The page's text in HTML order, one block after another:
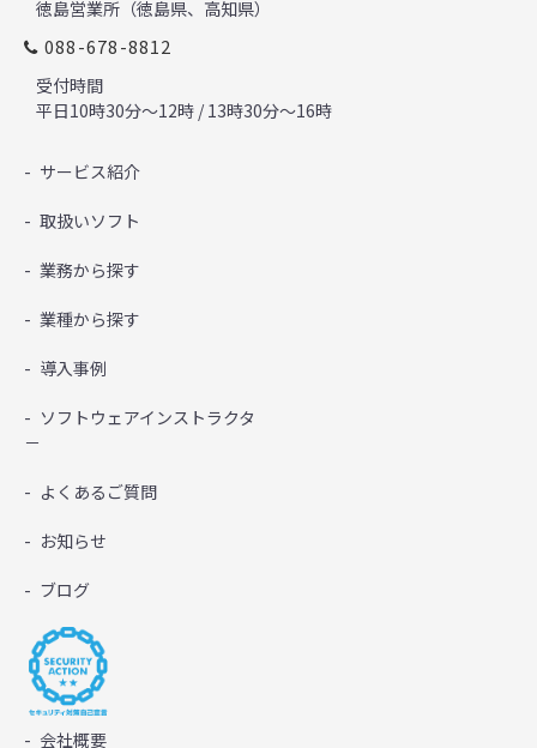
徳島営業所（徳島県、高知県）
088-678-8812
受付時間
平日10時30分～12時 / 13時30分～16時
サービス紹介
取扱いソフト
業務から探す
業種から探す
導入事例
ソフトウェアインストラクタ
－
よくあるご質問
お知らせ
ブログ
会社概要